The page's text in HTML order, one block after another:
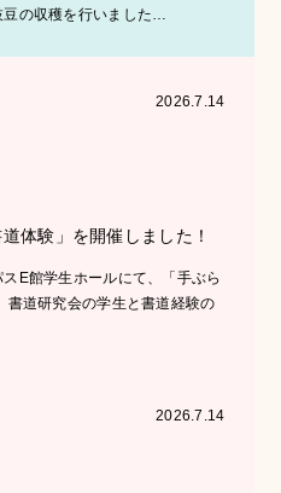
豆の収穫を行いました…
2026.7.14
体験」を開催しました！
E館学生ホールにて、「手ぶら
書道研究会の学生と書道経験の
2026.7.14